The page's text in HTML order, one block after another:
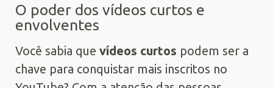
O poder dos vídeos curtos e
envolventes
Você sabia que vídeos curtos podem ser a
chave para conquistar mais inscritos no